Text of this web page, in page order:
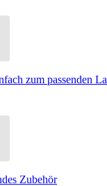
zum passenden
Zubehör